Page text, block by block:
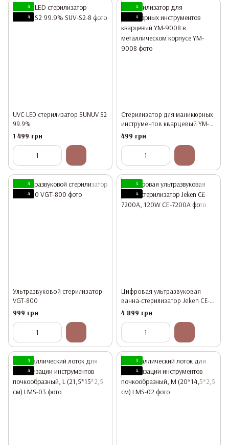
4
4
UVC LED стерилизатор SUNUV S2
99.9%
1 499 грн
4
4
Стерилизатор для маникюрных
инструментов кварцевый YM-
9008 в металлическом корпусе
499 грн
4
4
Ультразвуковой стерилизатор
VGT-800
999 грн
4
4
Цифровая ультразвуковая
ванна-стерилизатор Jeken CE-
7200A, 120W
4 899 грн
4
4
4
4